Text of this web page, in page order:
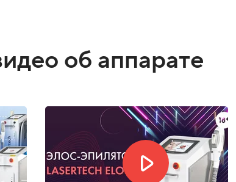
об аппарате